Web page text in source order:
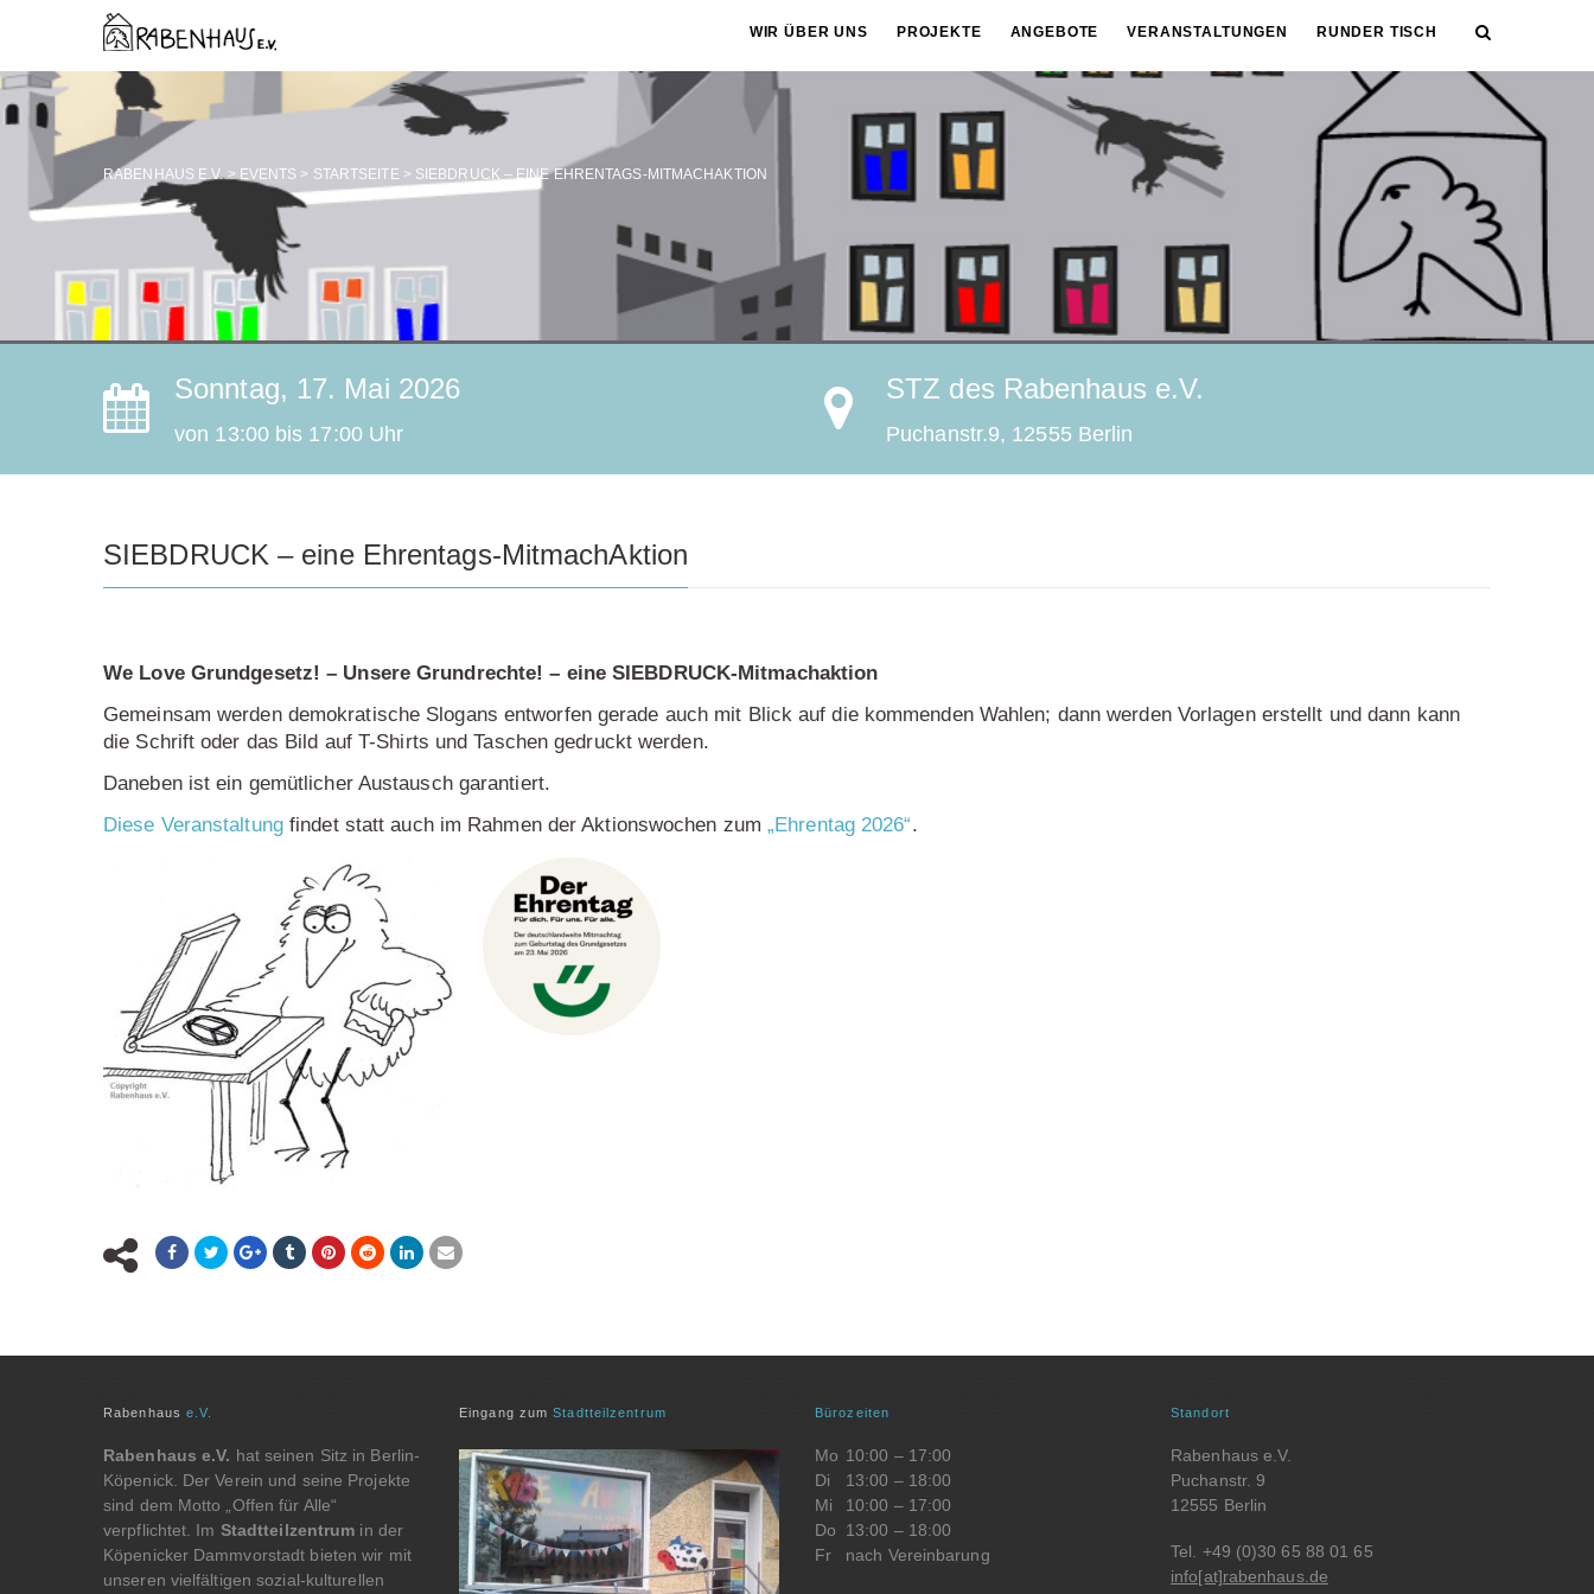
WIR ÜBER UNS PROJEKTE ANGEBOTE VERANSTALTUNGEN RUNDER TISCH
RABENHAUS E.V.> EVENTS > STARTSEITE > SIEBDRUCK – EINE EHRENTAGS-MITMACHAKTION
Sonntag, 17. Mai 2026
von 13:00 bis 17:00 Uhr
STZ des Rabenhaus e.V.
Puchanstr.9, 12555 Berlin
SIEBDRUCK – eine Ehrentags-MitmachAktion
We Love Grundgesetz! – Unsere Grundrechte! – eine SIEBDRUCK-Mitmachaktion
Gemeinsam werden demokratische Slogans entworfen gerade auch mit Blick auf die kommenden Wahlen; dann werden Vorlagen erstellt und dann kann
die Schrift oder das Bild auf T-Shirts und Taschen gedruckt werden.
Daneben ist ein gemütlicher Austausch garantiert.
Diese Veranstaltungfindet statt auch im Rahmen der Aktionswochen zum„Ehrentag 2026“.
Rabenhaus e.V.
Rabenhaus e.V. hat seinen Sitz in Berlin-
Köpenick. Der Verein und seine Projekte
sind dem Motto „Offen für Alle“
verpflichtet. Im Stadtteilzentrum in der
Köpenicker Dammvorstadt bieten wir mit
unseren vielfältigen sozial-kulturellen
Eingang zumStadtteilzentrum Bürozeiten
Mo 10:00 – 17:00
Di
13:00 – 18:00
Mi
10:00 – 17:00
Do
13:00 – 18:00
Fr
nach Vereinbarung
Standort
Rabenhaus e.V.
Puchanstr. 9
12555 Berlin
Tel. +49 (0)30 65 88 01 65
info[at]rabenhaus.de